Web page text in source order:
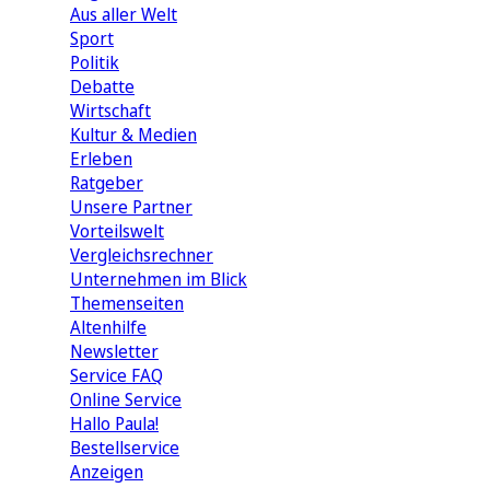
Aus aller Welt
Sport
Politik
Debatte
Wirtschaft
Kultur & Medien
Erleben
Ratgeber
Unsere Partner
Vorteilswelt
Vergleichsrechner
Unternehmen im Blick
Themenseiten
Altenhilfe
Newsletter
Service FAQ
Online Service
Hallo Paula!
Bestellservice
Anzeigen